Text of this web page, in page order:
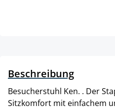
Beschreibung
Besucherstuhl Ken. . Der
Sitzkomfort mit einfachem